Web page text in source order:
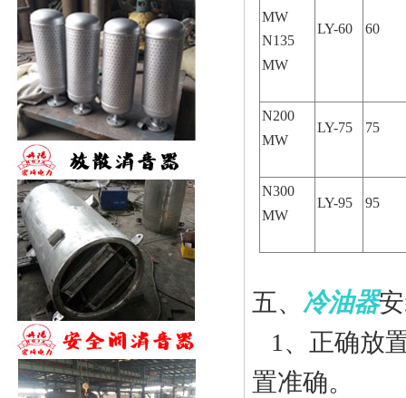
MW
N135
MW
LY-60 60
N200
MW
LY-75 75
N300
MW
LY-95 95
五、 冷油器
1、正确放
置准确。